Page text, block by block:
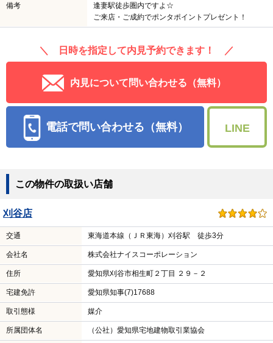
備考
逢妻駅徒歩圏内ですよ☆
ご来店・ご成約でポンタポイントプレゼント！
＼ 日時を指定して内見予約できます！ ／
内見について問い合わせる（無料）
電話で問い合わせる（無料） LINE
この物件の取扱い店舗
刈谷店
交通 東海道本線（ＪＲ東海）刈谷駅 徒歩3分
会社名 株式会社ナイスコーポレーション
住所 愛知県刈谷市相生町２丁目 ２９－２
宅建免許 愛知県知事(7)17688
取引態様 媒介
所属団体名 （公社）愛知県宅地建物取引業協会